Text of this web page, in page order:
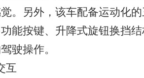
。另外，该车配备运动化
能按键、升降式旋钮换挡
驶操作。
互